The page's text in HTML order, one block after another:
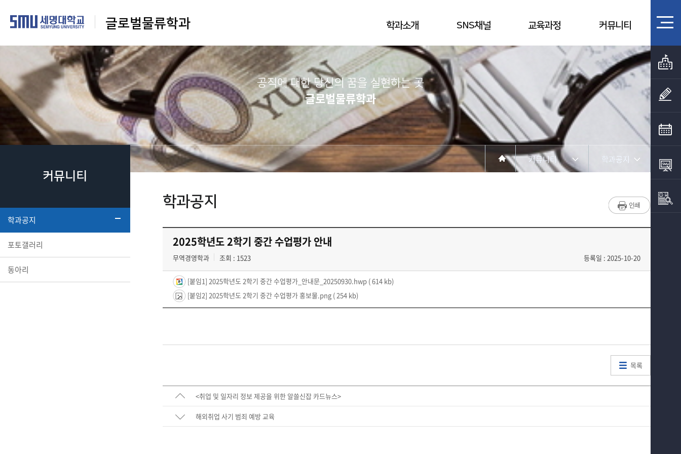
글로벌물류학과 학과소개 SNS채널 교육과정 커뮤니티
공직에 대한 당신의 꿈을 실현하는 곳​
글로벌물류학과
커뮤니티
학과공지
포토갤러리
동아리
커뮤니티
교육과정
학과공지
포토갤러리
동아리
학과공지
2025학년도 2학기 중간 수업평가 안내
무역경영학과 조회 : 1523 등록일 : 2025-10-20
[붙임1] 2025학년도 2학기 중간 수업평가_안내문_20250930.hwp ( 614 kb)
[붙임2] 2025학년도 2학기 중간 수업평가 홍보물.png ( 254 kb)
목록
<취업 및 일자리 정보 제공을 위한 알쓸신잡 카드뉴스>
해외취업 사기 범죄 예방 교육